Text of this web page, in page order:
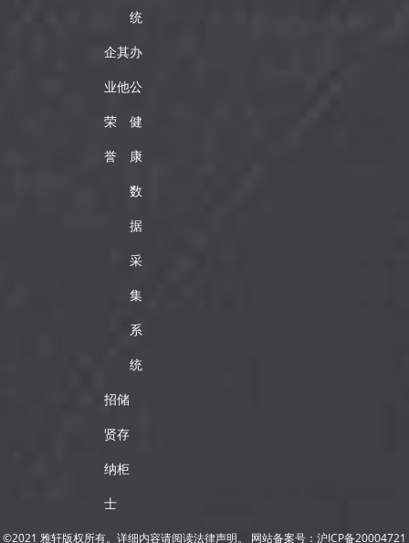
统
企
业
荣
誉
其
他
办
公
健
康
数
据
采
集
系
统
招
贤
纳
士
储
存
柜
©2021 雅轩版权所有。详细内容请阅读法律声明。 网站备案号： 沪ICP备20004721